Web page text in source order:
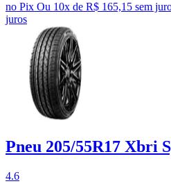
no Pix Ou 10x de R$ 165,15 sem
juros
Pneu 205/55R17 Xbri
4.6